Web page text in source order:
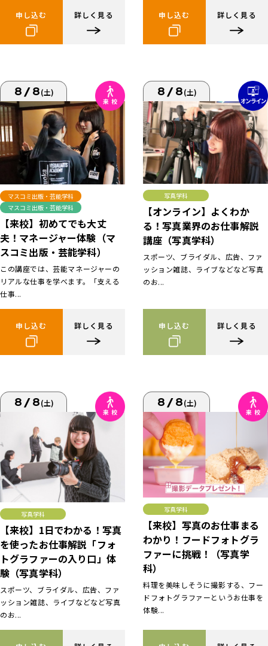
申し込む 詳しく見る 申し込む 詳しく見る
8/8(土)
マスコミ出版・芸能学科
マスコミ出版・芸能学科
【来校】初めてでも大丈
夫！マネージャー体験（マ
スコミ出版・芸能学科）
この講座では、芸能マネージャーの
リアルな仕事を学べます。「支える
仕事...
申し込む 詳しく見る
8/8(土)
写真学科
【オンライン】よくわか
る！写真業界のお仕事解説
講座（写真学科）
スポーツ、ブライダル、広告、ファ
ッション雑誌、ライブなどなど写真
のお...
申し込む 詳しく見る
8/8(土)
写真学科
【来校】1日でわかる！写真
を使ったお仕事解説「フォ
トグラファーの入り口」体
験（写真学科）
スポーツ、ブライダル、広告、ファ
ッション雑誌、ライブなどなど写真
のお...
8/8(土)
写真学科
【来校】写真のお仕事まる
わかり！フードフォトグラ
ファーに挑戦！（写真学
科）
料理を美味しそうに撮影する、フー
ドフォトグラファーというお仕事を
体験...